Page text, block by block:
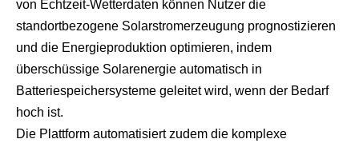
von Echtzeit‑Wetterdaten können Nutzer die
standortbezogene Solarstromerzeugung prognostizieren
und die Energieproduktion optimieren, indem
überschüssige Solarenergie automatisch in
Batteriespeichersysteme geleitet wird, wenn der Bedarf
hoch ist.
Die Plattform automatisiert zudem die komplexe